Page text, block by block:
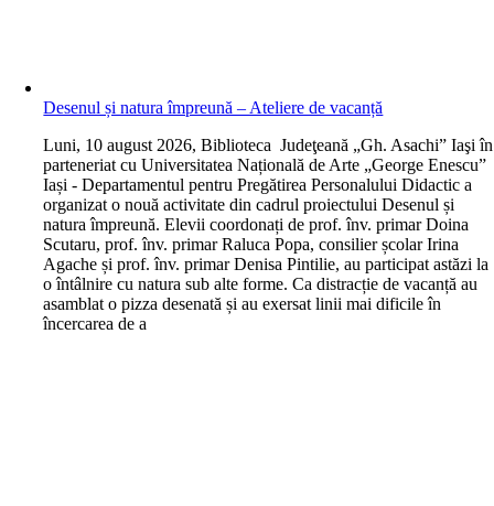
Desenul și natura împreună – Ateliere de vacanță
Luni, 10 august 2026, Biblioteca Judeţeană „Gh. Asachi” Iaşi în
parteneriat cu Universitatea Națională de Arte „George Enescu”
Iași - Departamentul pentru Pregătirea Personalului Didactic a
organizat o nouă activitate din cadrul proiectului Desenul și
natura împreună. Elevii coordonați de prof. înv. primar Doina
Scutaru, prof. înv. primar Raluca Popa, consilier școlar Irina
Agache și prof. înv. primar Denisa Pintilie, au participat astăzi la
o întâlnire cu natura sub alte forme. Ca distracție de vacanță au
asamblat o pizza desenată și au exersat linii mai dificile în
încercarea de a